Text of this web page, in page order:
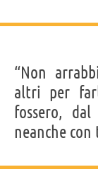
“Non
altri per
fossero, dal
neanche con